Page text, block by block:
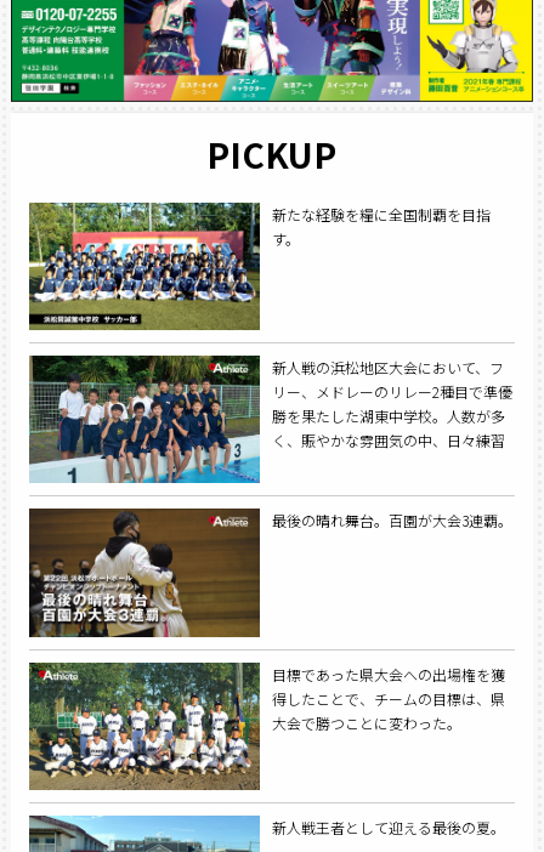
PICKUP
新たな経験を糧に全国制覇を目指
す。
新人戦の浜松地区大会において、フ
リー、メドレーのリレー2種目で準優
勝を果たした湖東中学校。人数が多
く、賑やかな雰囲気の中、日々練習
最後の晴れ舞台。百園が大会3連覇。
目標であった県大会への出場権を獲
得したことで、チームの目標は、県
大会で勝つことに変わった。
新人戦王者として迎える最後の夏。